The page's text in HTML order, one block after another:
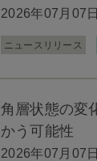
2026年07月07日
ニュースリリース
角層状態の変
かう可能性
2026年07月07日